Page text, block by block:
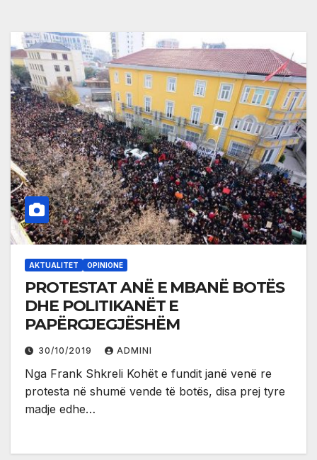
AKTUALITET OPINIONE
PROTESTAT ANË E MBANË BOTËS
DHE POLITIKANËT E
PAPËRGJEGJËSHËM
30/10/2019 ADMINI
Nga Frank Shkreli Kohët e fundit janë venë re
protesta në shumë vende të botës, disa prej tyre
madje edhe…